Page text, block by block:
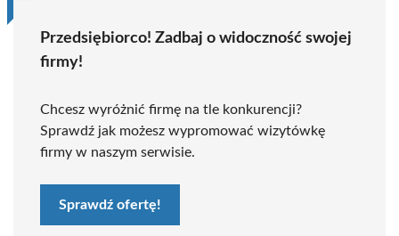
Przedsiębiorco! Zadbaj o widoczność swojej
firmy!
Chcesz wyróżnić firmę na tle konkurencji?
Sprawdź jak możesz wypromować wizytówkę
firmy w naszym serwisie.
Sprawdź ofertę!